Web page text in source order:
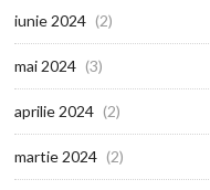
iunie 2024 (2)
mai 2024 (3)
aprilie 2024 (2)
martie 2024 (2)